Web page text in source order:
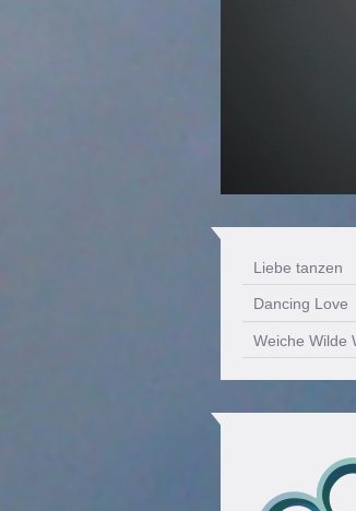
Liebe tanzen
Dancing Love
Weiche Wilde